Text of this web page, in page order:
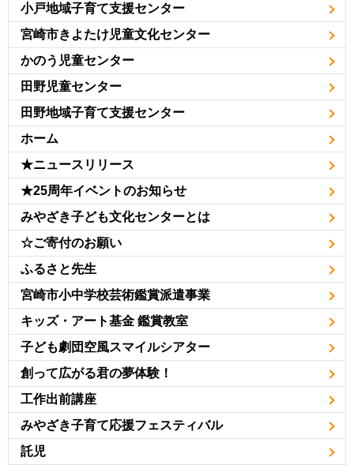
小戸地域子育て支援センター
宮崎市きよたけ児童文化センター
かのう児童センター
田野児童センター
田野地域子育て支援センター
ホーム
★ニュースリリース
★25周年イベントのお知らせ
みやざき子ども文化センターとは
☆ご寄付のお願い
ふるさと先生
宮崎市小中学校芸術鑑賞派遣事業
キッズ・アート基金 鑑賞教室
子ども劇団空風スマイルシアター
創って広がる君の夢体験！
工作出前講座
みやざき子育て応援フェスティバル
託児